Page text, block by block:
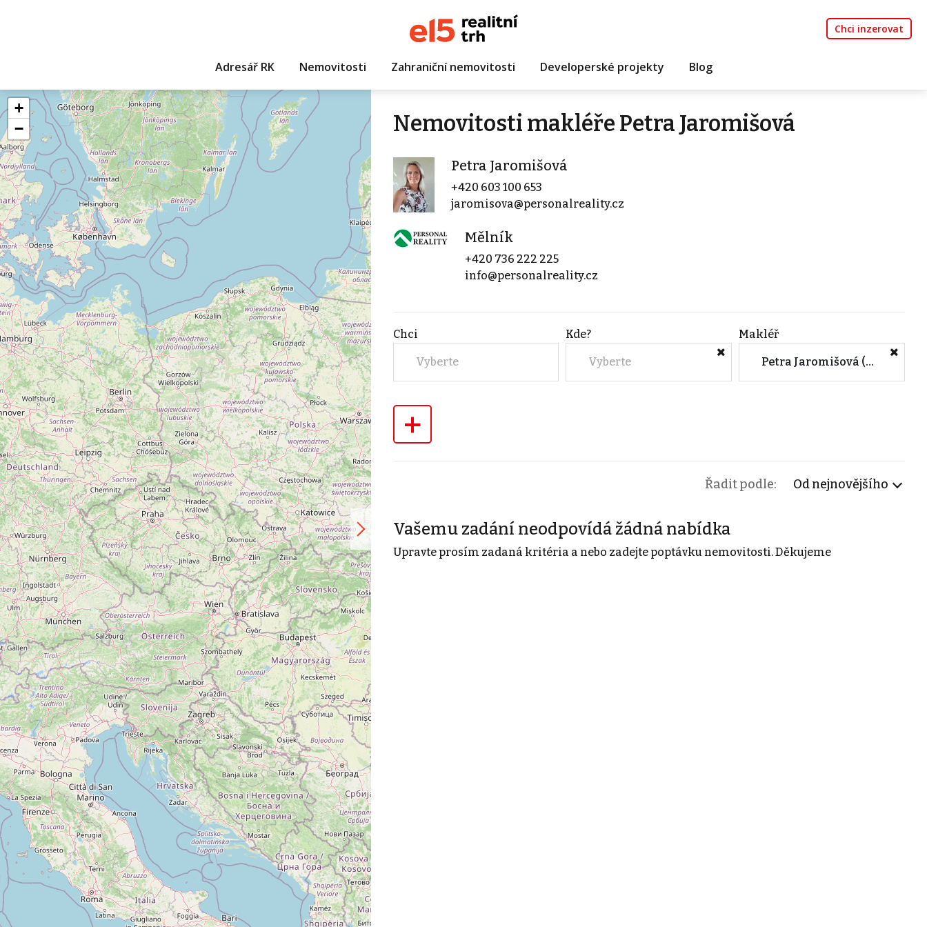
Chci inzerovat
Adresář RK Nemovitosti Zahraniční nemovitosti Developerské projekty Blog
+
−
Nemovitosti makléře Petra Jaromišová
Petra Jaromišová
+420 603 100 653
jaromisova@personalreality.cz
Mělník
+420 736 222 225
info@personalreality.cz
Chci
Vyberte
Kde?
Vyberte
Makléř
Petra Jaromišová (Mělník)
+
Řadit podle: Od nejnovějšího
Vašemu zadání neodpovídá žádná nabídka
Upravte prosím zadaná kritéria a nebo zadejte poptávku nemovitosti. Děkujeme